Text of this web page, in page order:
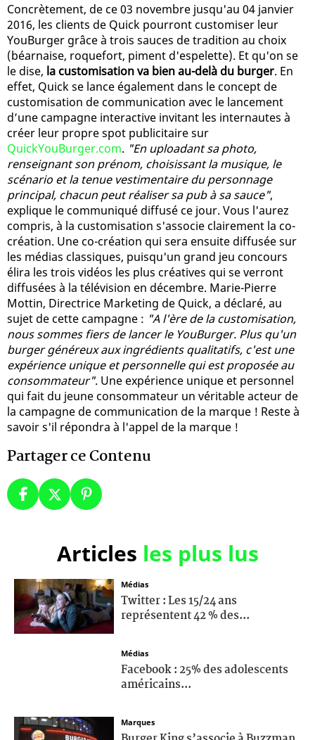
Concrètement, de ce 03 novembre jusqu'au 04 janvier
2016, les clients de Quick pourront customiser leur
YouBurger grâce à trois sauces de tradition au choix
(béarnaise, roquefort, piment d'espelette). Et qu'on se
le dise, la customisation va bien au-delà du burger. En
effet, Quick se lance également dans le concept de
customisation de communication avec le lancement
d’une campagne interactive invitant les internautes à
créer leur propre spot publicitaire sur
QuickYouBurger.com. "En uploadant sa photo,
renseignant son prénom, choisissant la musique, le
scénario et la tenue vestimentaire du personnage
principal, chacun peut réaliser sa pub à sa sauce",
explique le communiqué diffusé ce jour. Vous l'aurez
compris, à la customisation s'associe clairement la co-
création. Une co-création qui sera ensuite diffusée sur
les médias classiques, puisqu'un grand jeu concours
élira les trois vidéos les plus créatives qui se verront
diffusées à la télévision en décembre. Marie-Pierre
Mottin, Directrice Marketing de Quick, a déclaré, au
sujet de cette campagne : "A l'ère de la customisation,
nous sommes fiers de lancer le YouBurger. Plus qu'un
burger généreux aux ingrédients qualitatifs, c'est une
expérience unique et personnelle qui est proposée au
consommateur". Une expérience unique et personnel
qui fait du jeune consommateur un véritable acteur de
la campagne de communication de la marque ! Reste à
savoir s'il répondra à l'appel de la marque !
Partager ce Contenu
Articles les plus lus
Médias
Twitter : Les 15/24 ans
représentent 42 % des...
Médias
Facebook : 25% des adolescents
américains...
Marques